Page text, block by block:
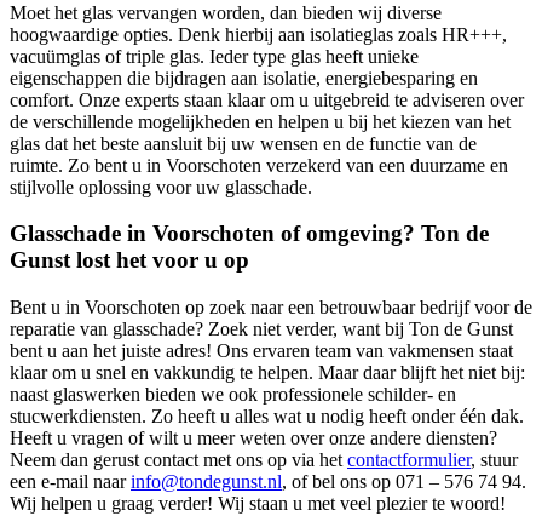
Moet het glas vervangen worden, dan bieden wij diverse
hoogwaardige opties. Denk hierbij aan isolatieglas zoals HR+++,
vacuümglas of triple glas. Ieder type glas heeft unieke
eigenschappen die bijdragen aan isolatie, energiebesparing en
comfort. Onze experts staan klaar om u uitgebreid te adviseren over
de verschillende mogelijkheden en helpen u bij het kiezen van het
glas dat het beste aansluit bij uw wensen en de functie van de
ruimte. Zo bent u in Voorschoten verzekerd van een duurzame en
stijlvolle oplossing voor uw glasschade.
Glasschade in Voorschoten of omgeving? Ton de
Gunst lost het voor u op
Bent u in Voorschoten op zoek naar een betrouwbaar bedrijf voor de
reparatie van glasschade? Zoek niet verder, want bij Ton de Gunst
bent u aan het juiste adres! Ons ervaren team van vakmensen staat
klaar om u snel en vakkundig te helpen. Maar daar blijft het niet bij:
naast glaswerken bieden we ook professionele schilder- en
stucwerkdiensten. Zo heeft u alles wat u nodig heeft onder één dak.
Heeft u vragen of wilt u meer weten over onze andere diensten?
Neem dan gerust contact met ons op via het contactformulier, stuur
een e-mail naarinfo@tondegunst.nl, of bel ons op 071 – 576 74 94.
Wij helpen u graag verder! Wij staan u met veel plezier te woord!